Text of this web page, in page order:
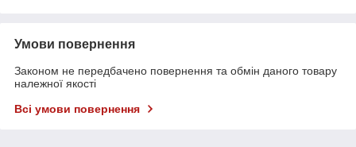
Умови повернення
Законом не передбачено повернення та обмін даного товару
належної якості
Всі умови повернення